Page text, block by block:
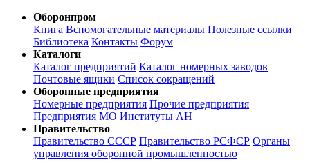
Оборонпром
Книга Вспомогательные материалы Полезные ссылки
Библиотека Контакты Форум
Каталоги
Каталог предприятий Каталог номерных заводов
Почтовые ящики Список сокращений
Оборонные предприятия
Номерные предприятия Прочие предприятия
Предприятия МО Институты АН
Правительство
Правительство СССР Правительство РСФСР Органы
управления оборонной промышленностью